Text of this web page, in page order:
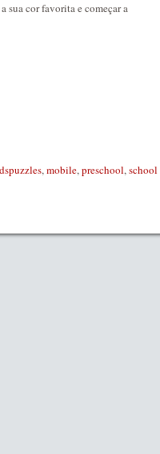
sua cor favorita e começar a
,mobile,preschool,school